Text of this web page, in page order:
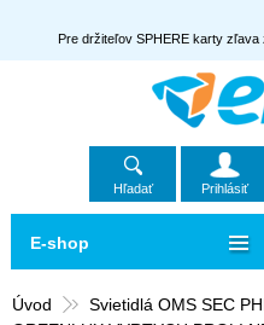
Pre držiteľov SPHERE karty zľava
Hľadať Prihlásiť
Úvod
Svietidlá OMS SEC
E-shop